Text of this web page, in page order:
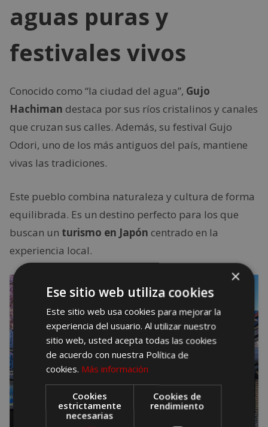
aguas puras y
festivales vivos
Conocido como “la ciudad del agua”, Gujo
Hachiman destaca por sus ríos cristalinos y canales
que cruzan sus calles. Además, su festival Gujo
Odori, uno de los más antiguos del país, mantiene
vivas las tradiciones.
Este pueblo combina naturaleza y cultura de forma
equilibrada. Es un destino perfecto para los que
buscan un turismo en Japón centrado en la
experiencia local.
×
Ese sitio web utiliza cookies
Este sitio web usa cookies para mejorar la
experiencia del usuario. Al utilizar nuestro
sitio web, usted acepta todas las cookies
de acuerdo con nuestra Política de
cookies. Más información
Cookies
estrictamente
necesarias
Cookies de
rendimiento